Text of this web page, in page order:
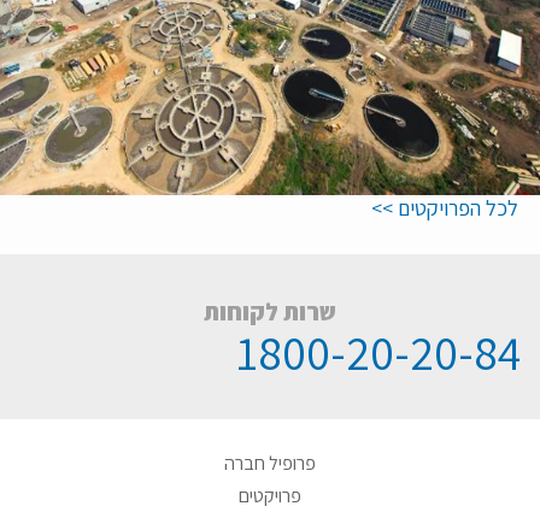
לכל הפרויקטים >>
שרות לקוחות
1800-20-20-84
פרופיל חברה
פרויקטים